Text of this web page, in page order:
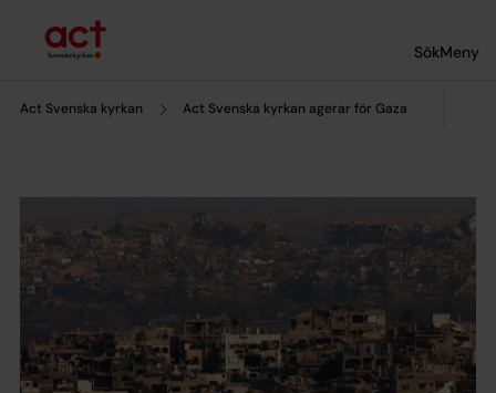
SökMeny
Act Svenska kyrkan Act Svenska kyrkan agerar för Gaza